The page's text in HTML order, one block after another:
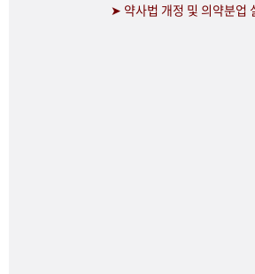
➤ 약사법 개정 및 의약분업